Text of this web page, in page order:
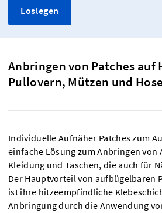
Loslegen
Anbringen von Patches auf
Pullovern, Mützen und
Individuelle Aufnäher Patches zum
einfache Lösung zum Anbringen von
Kleidung und Taschen, die auch für
Der Hauptvorteil von aufbügelbaren
ist ihre hitzeempfindliche
Anbringung durch die Anwendung